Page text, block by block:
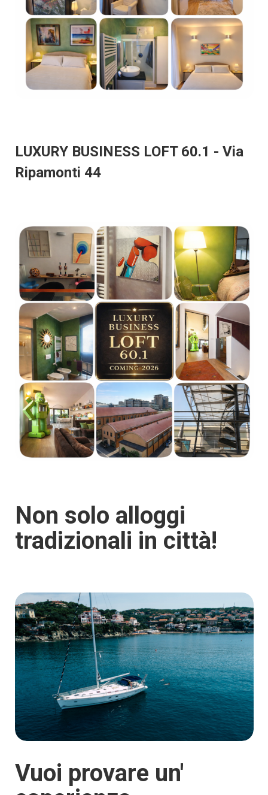
LUXURY BUSINESS LOFT 60.1 - Via
Ripamonti 44
Non solo alloggi
tradizionali in città!
Vuoi provare un'